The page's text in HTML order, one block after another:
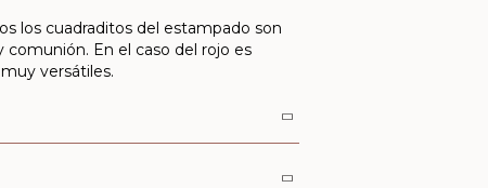
los cuadraditos del estampado son
comunión. En el caso del rojo es
versátiles.